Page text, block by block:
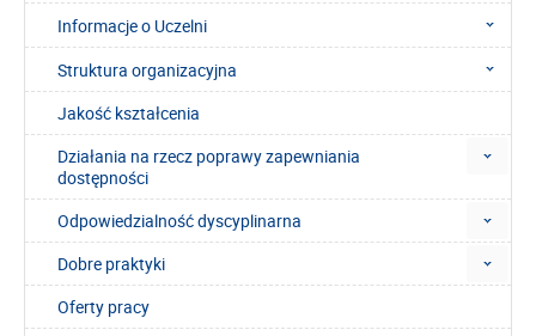
Informacje o Uczelni
Struktura organizacyjna
Jakość kształcenia
Działania na rzecz poprawy zapewniania
dostępności
Odpowiedzialność dyscyplinarna
Dobre praktyki
Oferty pracy